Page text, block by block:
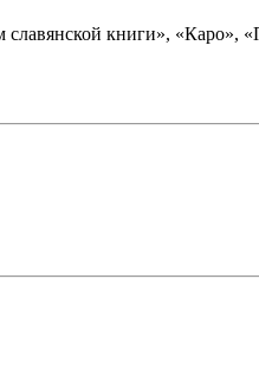
славянской книги»,